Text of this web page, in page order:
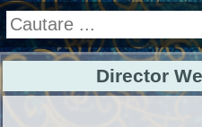
Director